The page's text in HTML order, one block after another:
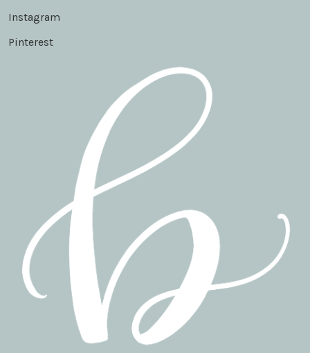
Instagram
Pinterest